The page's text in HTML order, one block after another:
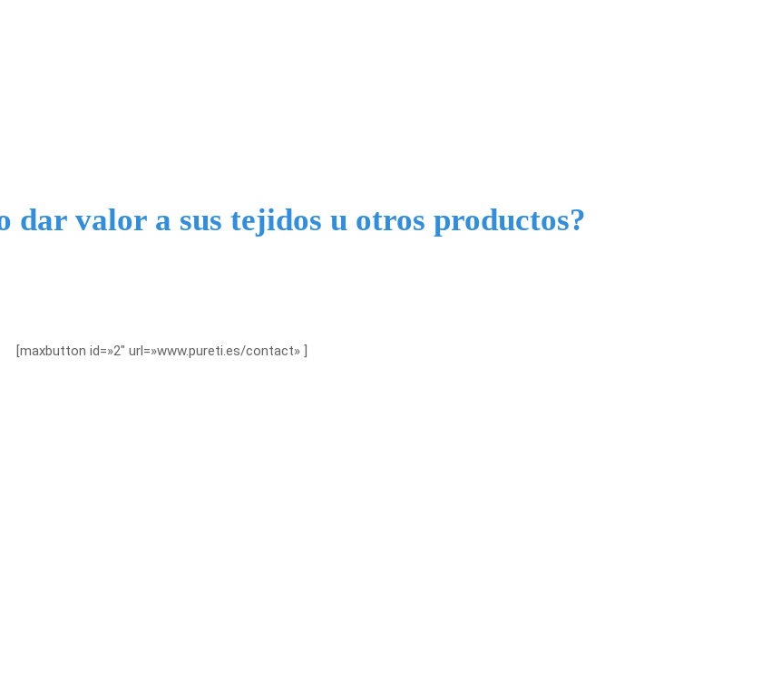
dar valor a sus tejidos u otros productos?
[maxbutton id=»2″ url=»www.pureti.es/contact» ]